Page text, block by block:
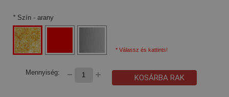
* Szín - arany
* Válassz és kattints!
Mennyiség:
KOSÁRBA RAK